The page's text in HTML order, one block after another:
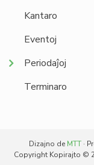
Kantaro
Eventoj
Periodaĵoj
Terminaro
Dizajno de MTT·
Copyright Kopirajto ©